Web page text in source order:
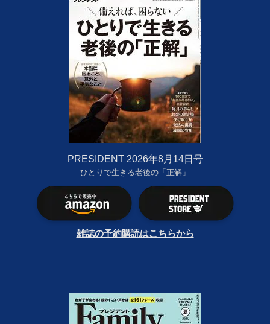
PRESIDENT 2026年8月14日号
ひとりで生きる老後の「正解」
雑誌の予約購読はこちらから